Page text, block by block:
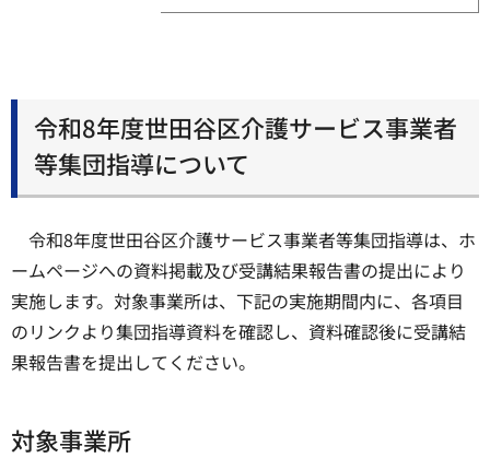
令和8年度世田谷区介護サービス事業者
等集団指導について
令和8年度世田谷区介護サービス事業者等集団指導は、ホ
ームページへの資料掲載及び受講結果報告書の提出により
実施します。対象事業所は、下記の実施期間内に、各項目
のリンクより集団指導資料を確認し、資料確認後に受講結
果報告書を提出してください。
対象事業所